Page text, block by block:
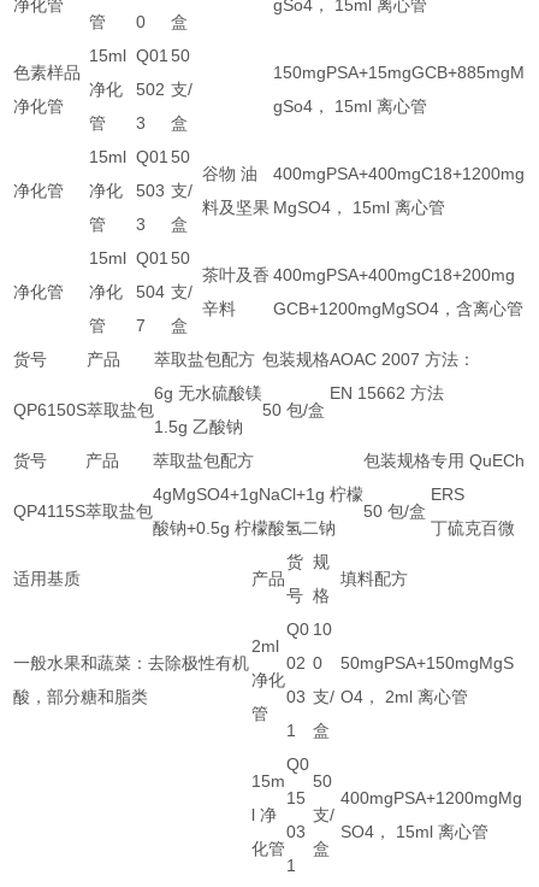
净化管
管
0
盒
gSo4， 15ml 离心管
色素样品
净化管
15ml
净化
管
Q01
502
3
50
支/
盒
150mgPSA+15mgGCB+885mgM
gSo4， 15ml 离心管
净化管
15ml
净化
管
Q01
503
3
50
支/
盒
谷物 油
料及坚果
400mgPSA+400mgC18+1200mg
MgSO4， 15ml 离心管
净化管
15ml
净化
管
Q01
504
7
50
支/
盒
茶叶及香
辛料
400mgPSA+400mgC18+200mg
GCB+1200mgMgSO4，含离心管
货号 产品 萃取盐包配方 包装规格
QP6150S萃取盐包
6g无水硫酸镁
1.5g乙酸钠
50包/盒
货号 产品 萃取盐包配方 包装规格
QP4115S萃取盐包
4gMgSO4+1gNaCl+1g柠檬
酸钠+0.5g柠檬酸氢二钠
50包/盒
AOAC 2007方法：
EN 15662方法
适用基质 产品
货
号
规
格
填料配方
一般水果和蔬菜：去除极性有机
酸，部分糖和脂类
2ml
净化
管
Q0
02
03
1
10
0
支/
盒
50mgPSA+150mgMgS
O4， 2ml 离心管
15m
l 净
化管
Q0
15
03
1
50
支/
盒
400mgPSA+1200mgMg
SO4， 15ml 离心管
专用QuECh
ERS
丁硫克百微